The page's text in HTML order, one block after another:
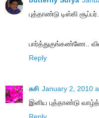
புத்தாண்டு டிஸ்கி சூப்பர்.
பார்த்துகுங்கண்ணே..
Reply
சுசி January 2, 2010
இனிய புத்தாண்டு
Reply